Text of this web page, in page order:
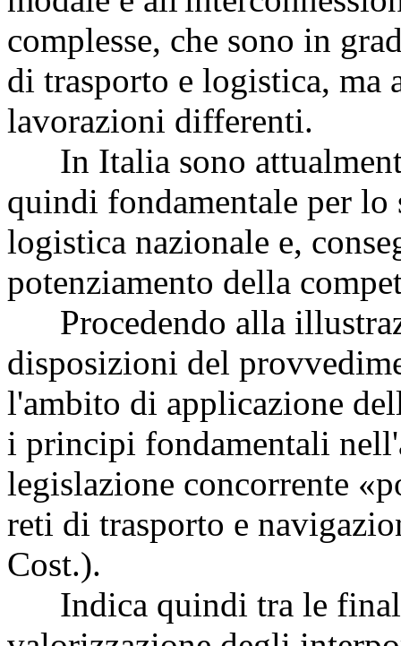
complesse, che sono in
di trasporto e logistica, ma
lavorazioni differenti.
In Italia sono
quindi fondamentale per
logistica nazionale e,
potenziamento della
Procedendo alla
disposizioni del
l'ambito di applicazione
i principi fondamentali
legislazione concorrente
reti di trasporto e
Cost.).
Indica quindi tra le